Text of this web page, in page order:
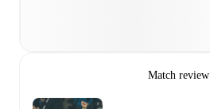
Match review